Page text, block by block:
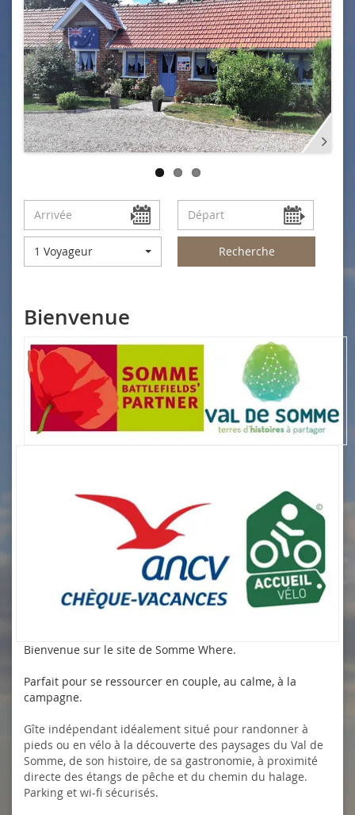
1 Voyageur Recherche
Bienvenue
Bienvenue sur le site de Somme Where.
Parfait pour se ressourcer en couple, au calme, à la
campagne.
Gîte indépendant idéalement situé pour randonner à
pieds ou en vélo à la découverte des paysages du Val de
Somme, de son histoire, de sa gastronomie, à proximité
directe des étangs de pêche et du chemin du halage.
Parking et wi-fi sécurisés.